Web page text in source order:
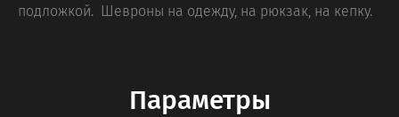
подложкой. Шевроны на одежду, на рюкзак, на кепку.
Параметры